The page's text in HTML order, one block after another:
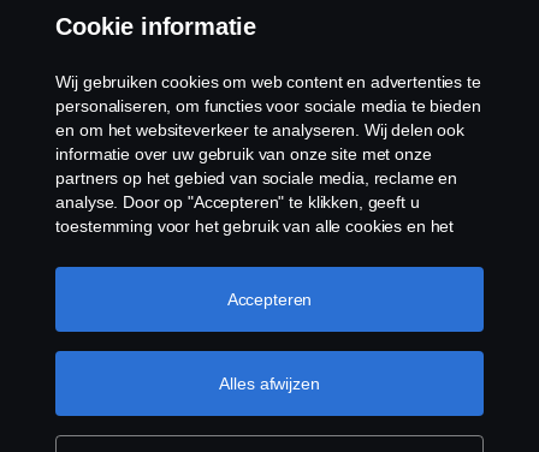
Cookiebeleid
Cookies
Voorbehouden. Scania Nederland B.V. Postbus
9598 4801 LN, Spinveld 57, 4815 HV Breda / T +31
(0)76-5254 000 KvK-nummer: 27136821
Cookie informatie
Wij gebruiken cookies om web content en advertenties te
personaliseren, om functies voor sociale media te bieden
en om het websiteverkeer te analyseren. Wij delen ook
informatie over uw gebruik van onze site met onze
partners op het gebied van sociale media, reclame en
analyse. Door op "Accepteren" te klikken, geeft u
toestemming voor het gebruik van alle cookies en het
door op "Cookie Instellingen" te klikken en de
categorieën te selecteren die u wilt accepteren. Voor een
Meer informatie over uw privacy
Alles afwijzen
Accepteren